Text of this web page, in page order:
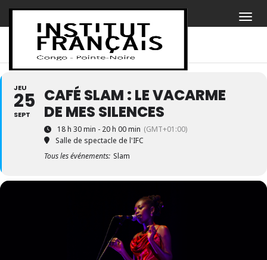
JEU
25
SEPT
CAFÉ SLAM : LE VACARME
DE MES SILENCES
18 h 30 min - 20 h 00 min (GMT+01:00)
Salle de spectacle de l'IFC
Tous les événements: Slam